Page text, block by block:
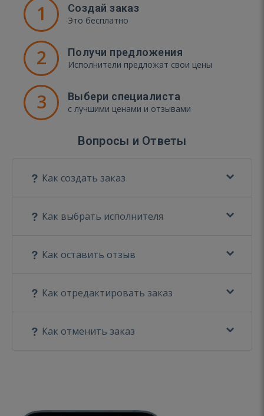
1 Создай заказ
Это бесплатно
2 Получи предложения
Исполнители предложат свои цены
3 Выбери специалиста
с лучшими ценами и отзывами
Вопросы и Ответы
Как создать заказ
Как выбрать исполнителя
Как оставить отзыв
Как отредактировать заказ
Как отменить заказ